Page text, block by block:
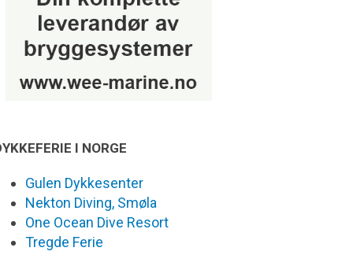
I NORGE
Gulen Dykkesenter
Nekton Diving, Smøla
One Ocean Dive Resort
Tregde Ferie